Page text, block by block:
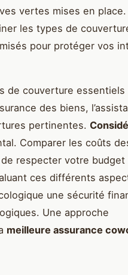
vertes mises en place.
les types de
pour protéger vos
de couverture essentiels
des biens,
pertinentes.
Comparer les coûts
respecter votre budget
ces différents
une sécurité
Une approche
meilleure assurance